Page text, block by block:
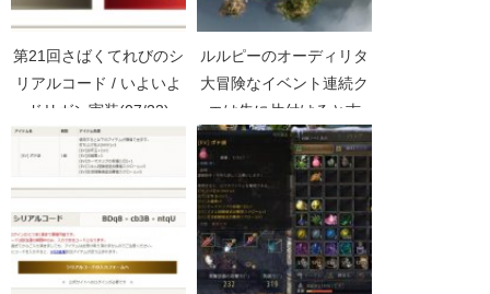
第21回さばくてれびのシ
リアルコード / いよいよ
ドリガン実装(07/23)
ルルピーのオーディリタ
大冒険なイベント連続ク
エは先に片付けると吉
【黒い砂漠Part3304】